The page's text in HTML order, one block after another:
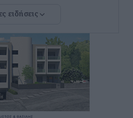
ξανά το
μουσείο από τη Λέσχη
ειδήσεις